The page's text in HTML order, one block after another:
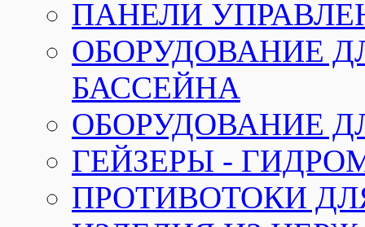
ПАНЕЛИ
ОБОРУДОВАНИЕ
БАССЕЙНА
ОБОРУДОВАНИЕ
ГЕЙЗЕРЫ -
ПРОТИВОТОКИ